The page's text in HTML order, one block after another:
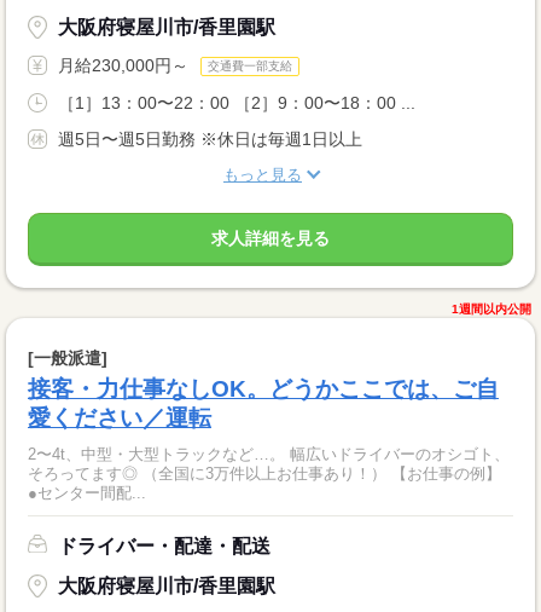
大阪府寝屋川市/香里園駅
月給230,000円～ 交通費一部支給
［1］13：00〜22：00 ［2］9：00〜18：00 ...
週5日〜週5日勤務 ※休日は毎週1日以上
もっと見る
求人詳細を見る
1週間以内公開
[一般派遣]
接客・力仕事なしOK。どうかここでは、ご自
愛ください／運転
2〜4t、中型・大型トラックなど…。 幅広いドライバーのオシゴト、
そろってます◎ （全国に3万件以上お仕事あり！） 【お仕事の例】
●センター間配...
ドライバー・配達・配送
大阪府寝屋川市/香里園駅